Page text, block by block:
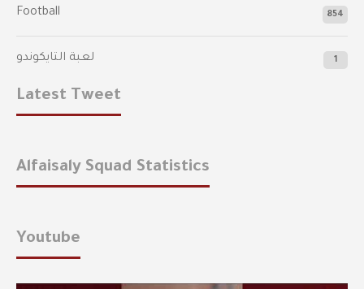
Football 854
لعبة التايكوندو 1
Latest Tweet
Alfaisaly Squad Statistics
Youtube